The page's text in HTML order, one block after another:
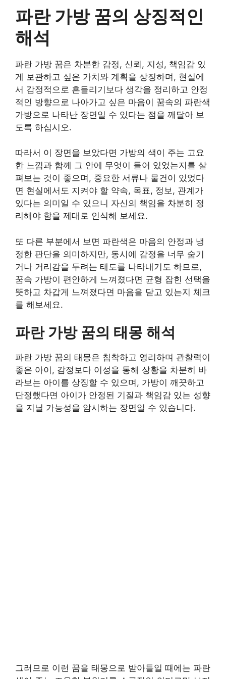
파란 가방 꿈의 상징적인
해석
파란 가방 꿈은 차분한 감정, 신뢰, 지성, 책임감 있
게 보관하고 싶은 가치와 계획을 상징하며, 현실에
서 감정적으로 흔들리기보다 생각을 정리하고 안정
적인 방향으로 나아가고 싶은 마음이 꿈속의 파란색
가방으로 나타난 장면일 수 있다는 점을 깨달아 보
도록 하십시오.
따라서 이 장면을 보았다면 가방의 색이 주는 고요
한 느낌과 함께 그 안에 무엇이 들어 있었는지를 살
펴보는 것이 좋으며, 중요한 서류나 물건이 있었다
면 현실에서도 지켜야 할 약속, 목표, 정보, 관계가
있다는 의미일 수 있으니 자신의 책임을 차분히 정
리해야 함을 제대로 인식해 보세요.
또 다른 부분에서 보면 파란색은 마음의 안정과 냉
정한 판단을 의미하지만, 동시에 감정을 너무 숨기
거나 거리감을 두려는 태도를 나타내기도 하므로,
꿈속 가방이 편안하게 느껴졌다면 균형 잡힌 선택을
뜻하고 차갑게 느껴졌다면 마음을 닫고 있는지 체크
를 해보세요.
파란 가방 꿈의 태몽 해석
파란 가방 꿈의 태몽은 침착하고 영리하며 관찰력이
좋은 아이, 감정보다 이성을 통해 상황을 차분히 바
라보는 아이를 상징할 수 있으며, 가방이 깨끗하고
단정했다면 아이가 안정된 기질과 책임감 있는 성향
을 지닐 가능성을 암시하는 장면일 수 있습니다.
그러므로 이런 꿈을 태몽으로 받아들일 때에는 파란